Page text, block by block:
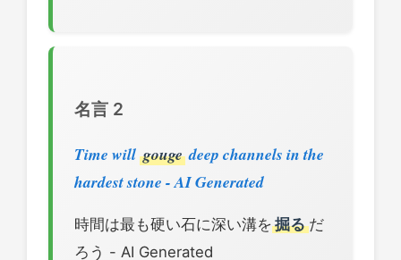
名言 2
Time will gouge deep channels in the
hardest stone - AI Generated
時間は最も硬い石に深い溝を 掘るだ
ろう - AI Generated